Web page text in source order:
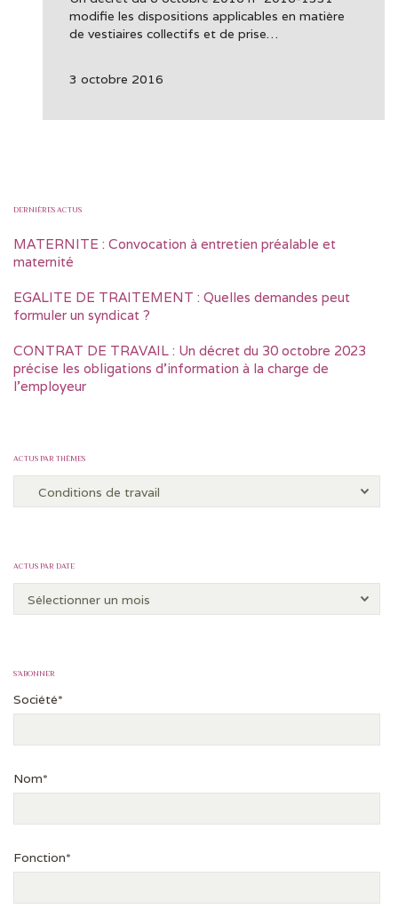
modifie les dispositions applicables en matière
de vestiaires collectifs et de prise…
3 octobre 2016
DERNIÈRES ACTUS
MATERNITE : Convocation à entretien préalable et
maternité
EGALITE DE TRAITEMENT : Quelles demandes peut
formuler un syndicat ?
CONTRAT DE TRAVAIL : Un décret du 30 octobre 2023
précise les obligations d’information à la charge de
l’employeur
ACTUS PAR THÈMES
ACTUS PAR DATE
S’ABONNER
Société*
Nom*
Fonction*